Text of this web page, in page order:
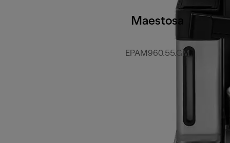
Maestosa
EPAM960.55.GM